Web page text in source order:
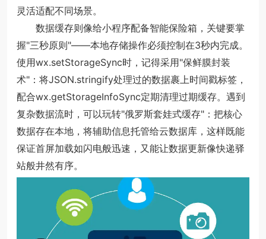
灵活适配不同场景。
数据缓存则像给小程序配备智能保险箱，关键要掌
握"三秒原则"——本地存储操作必须控制在3秒内完成。
使用wx.setStorageSync时，记得采用"保鲜膜封装
术"：将JSON.stringify处理过的数据裹上时间戳标签，
配合wx.getStorageInfoSync定期清理过期缓存。遇到
复杂数据流时，可以玩转"俄罗斯套娃式缓存"：把核心
数据存在本地，将辅助信息托管给云数据库，这样既能
保证首屏加载如闪电般迅速，又能让数据更新像快递驿
站般井然有序。